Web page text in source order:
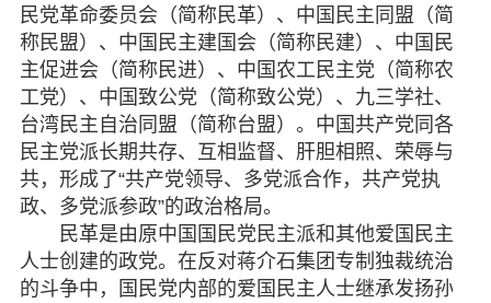
民党革命委员会（简称民革）、中国民主同盟（简
称民盟）、中国民主建国会（简称民建）、中国民
主促进会（简称民进）、中国农工民主党（简称农
工党）、中国致公党（简称致公党）、九三学社、
台湾民主自治同盟（简称台盟）。中国共产党同各
民主党派长期共存、互相监督、肝胆相照、荣辱与
共，形成了“共产党领导、多党派合作，共产党执
政、多党派参政”的政治格局。
民革是由原中国国民党民主派和其他爱国民主
人士创建的政党。在反对蒋介石集团专制独裁统治
的斗争中，国民党内部的爱国民主人士继承发扬孙